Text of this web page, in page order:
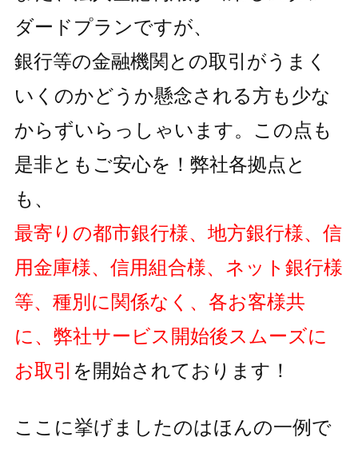
ダードプランですが、
銀行等の金融機関との取引がうまく
いくのかどうか懸念される方も少な
からずいらっしゃいます。この点も
是非ともご安心を！弊社各拠点と
も、
最寄りの都市銀行様、地方銀行様、信
用金庫様、信用組合様、ネット銀行様
等、種別に関係なく、各お客様共
に、弊社サービス開始後スムーズに
お取引 を開始されております！
ここに挙げましたのはほんの一例で